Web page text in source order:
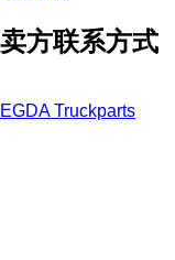
卖方联系方式
EGDA Truckparts